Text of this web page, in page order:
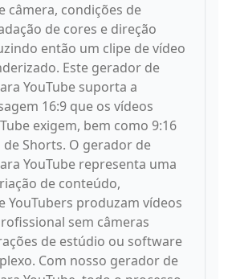
câmera, condições de
de cores e direção
então um clipe de vídeo
Este gerador de
YouTube suporta a
16:9 que os vídeos
exigem, bem como 9:16
Shorts. O gerador de
YouTube representa uma
de conteúdo,
YouTubers produzam vídeos
sem câmeras
de estúdio ou software
Com nosso gerador de